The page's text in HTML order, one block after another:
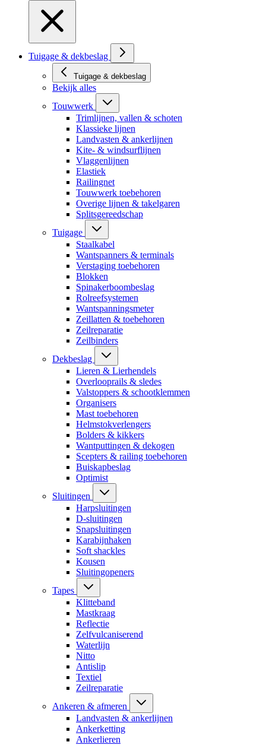
Tuigage & dekbeslag
Tuigage & dekbeslag
Bekijk alles
Touwwerk
Trimlijnen, vallen & schoten
Klassieke lijnen
Landvasten & ankerlijnen
Kite- & windsurflijnen
Vlaggenlijnen
Elastiek
Railingnet
Touwwerk toebehoren
Overige lijnen & takelgaren
Splitsgereedschap
Tuigage
Staalkabel
Wantspanners & terminals
Verstaging toebehoren
Blokken
Spinakerboombeslag
Rolreefsystemen
Wantspanningsmeter
Zeillatten & toebehoren
Zeilreparatie
Zeilbinders
Dekbeslag
Lieren & Lierhendels
Overlooprails & sledes
Valstoppers & schootklemmen
Organisers
Mast toebehoren
Helmstokverlengers
Bolders & kikkers
Wantputtingen & dekogen
Scepters & railing toebehoren
Buiskapbeslag
Optimist
Sluitingen
Harpsluitingen
D-sluitingen
Snapsluitingen
Karabijnhaken
Soft shackles
Kousen
Sluitingopeners
Tapes
Klitteband
Mastkraag
Reflectie
Zelfvulcaniserend
Waterlijn
Nitto
Antislip
Textiel
Zeilreparatie
Ankeren & afmeren
Landvasten & ankerlijnen
Ankerketting
Ankerlieren